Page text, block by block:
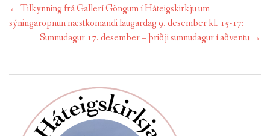
Post
navigation
← Tilkynning frá Gallerí Göngum í Háteigskirkju um
sýningaropnun næstkomandi laugardag 9. desember kl. 15-17:
Sunnudagur 17. desember – þriðji sunnudagur í aðventu →